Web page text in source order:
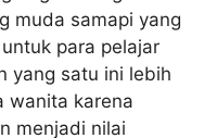
muda samapi yang
para pelajar
yang satu ini lebih
wanita karena
menjadi nilai